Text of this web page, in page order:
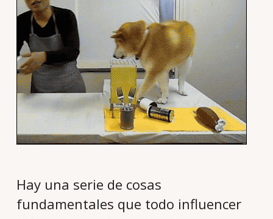
Hay una serie de cosas
fundamentales que todo influencer